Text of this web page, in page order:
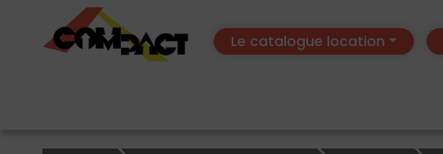
Le catalogue location